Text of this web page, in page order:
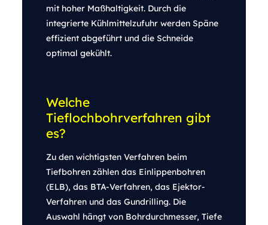
mit hoher Maßhaltigkeit. Durch die
integrierte Kühlmittelzufuhr werden Späne
effizient abgeführt und die Schneide
optimal gekühlt.
Welche
Tieflochbohrverfahren gibt
es?
Zu den wichtigsten Verfahren beim
Tiefbohren zählen das Einlippenbohren
(ELB), das BTA-Verfahren, das Ejektor-
Verfahren und das Gundrilling. Die
Auswahl hängt von Bohrdurchmesser, Tiefe